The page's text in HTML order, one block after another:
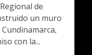
de
un muro
con la...